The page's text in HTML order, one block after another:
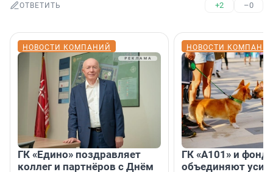
ОТВЕТИТЬ +2 –0
НОВОСТИ КОМПАНИЙ
ГК «Едино» поздравляет
коллег и партнёров с Днём
НОВОСТИ
ГК «А101» и фонд
объединяют